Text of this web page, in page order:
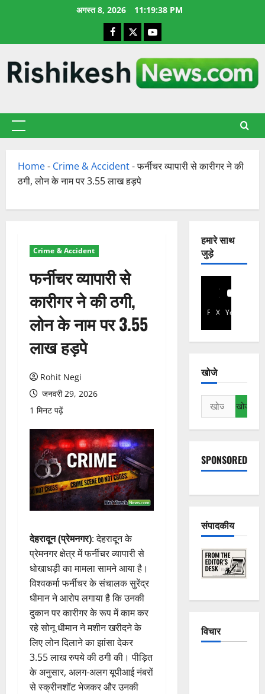
अगस्त 8, 2026 11:19:38 PM
Facebook
X YouTube
प्राथमिक
Home- Crime & Accident-फर्नीचर व्यापारी से कारीगर ने की
ठगी, लोन के नाम पर 3.55 लाख हड़पे
Crime & Accident
फर्नीचर व्यापारी से
कारीगर ने की ठगी,
लोन के नाम पर 3.55
लाख हड़पे
Rohit Negi
जनवरी 29, 2026
1 मिनट पढ़ें
देहरादून (प्रेमनगर): देहरादून के
प्रेमनगर क्षेत्र में फर्नीचर व्यापारी से
धोखाधड़ी का मामला सामने आया है।
विश्वकर्मा फर्नीचर के संचालक सुरेंद्र
धीमान ने आरोप लगाया है कि उनकी
दुकान पर कारीगर के रूप में काम कर
रहे सोनू धीमान ने मशीन खरीदने के
लिए लोन दिलाने का झांसा देकर
3.55 लाख रुपये की ठगी की। पीड़ित
के अनुसार, अलग-अलग यूपीआई नंबरों
से स्क्रीनशॉट भेजकर और उनकी
हमारे साथ
जुड़े
Facebook
X YouTube
खोजे
निम्न
को
खोजें:
SPONSORED
संपादकीय
विचार